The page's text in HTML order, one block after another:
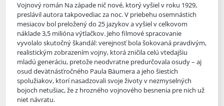
Vojnový román Na západe nič nové, ktorý vyšiel v roku 1929,
preslávil autora takpovediac za noc. V priebehu osemnástich
mesiacov bol preložený do 25 jazykov a vyšiel v celkovom
náklade 3,5 milióna výtlačkov. Jeho filmové spracovanie
vyvolalo skutočný škandál: verejnosť bola šokovaná pravdivým,
realistickým zobrazením vojny, ktorá zničila celú vtedajšiu
mladú generáciu, pretože neodvratne predurčovala osudy – aj
osud devätnásťročného Paula Bäumera a jeho šiestich
spolužiakov, ktorí nasadzovali svoje životy v nezmyselných
bojoch netušiac, že z hrozného vojnového besnenia pre nich už
niet návratu.